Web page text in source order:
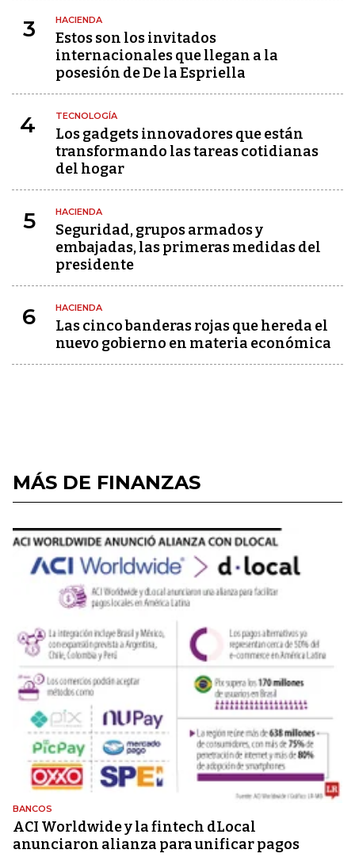
3 HACIENDA
Estos son los invitados
internacionales que llegan a la
posesión de De la Espriella
4 TECNOLOGÍA
Los gadgets innovadores que están
transformando las tareas cotidianas
del hogar
5 HACIENDA
Seguridad, grupos armados y
embajadas, las primeras medidas del
presidente
6 HACIENDA
Las cinco banderas rojas que hereda el
nuevo gobierno en materia económica
MÁS DE FINANZAS
BANCOS
ACI Worldwide y la fintech dLocal
anunciaron alianza para unificar pagos